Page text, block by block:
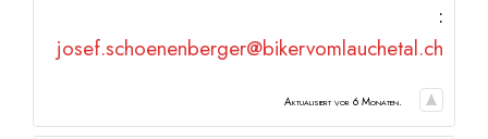
:
josef.schoenenberger@bikervomlauchetal.ch
Aktualisiert vor 6 Monaten.